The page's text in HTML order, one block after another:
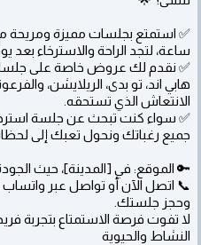
ساعة، لتجد الراحة والاسترخاء بعد
✅ نقدم لك عروض خاصة على
هابي اند، تو بدى، الريلايشن،
الانتعاش الذي تستحقه.
✅ سواء كنت تبحث عن جلسة
جميع رغباتك ونحول تعبك إلى
🔑 الموقع: في [المدينة]، حيث
📞 اتصل الآن أو تواصل عبر
وحجز جلستك.
لا تفوت فرصة الاستمتاع بتجربة
النشاط والحيوية